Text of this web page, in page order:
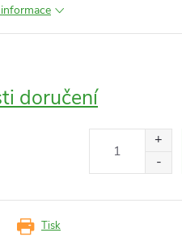
doručení
Tisk